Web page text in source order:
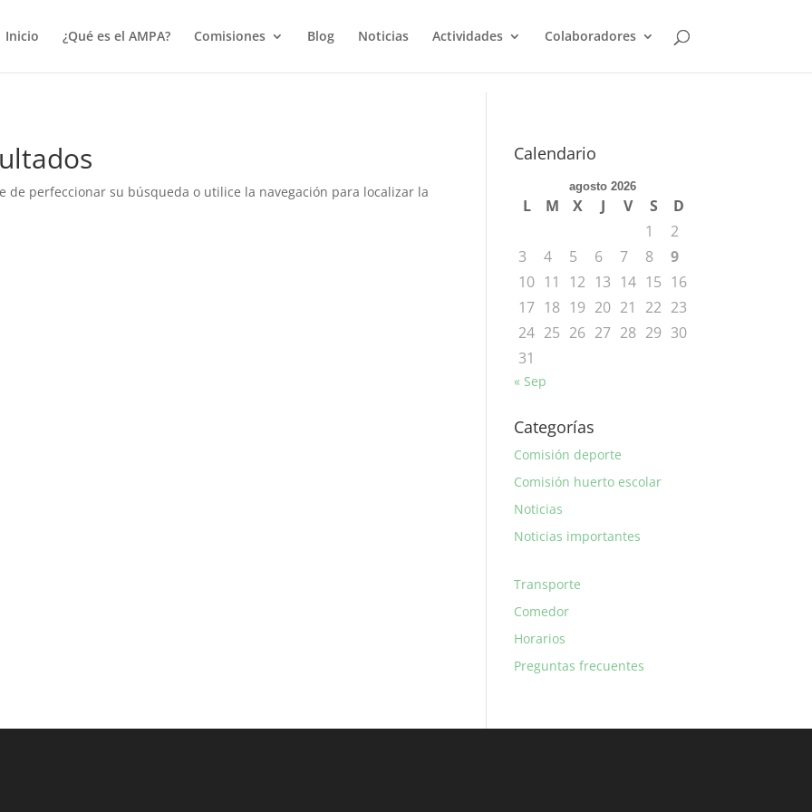
Inicio
¿Qué es el AMPA? Comisiones Blog Noticias Actividades Colaboradores
de perfeccionar su búsqueda o utilice la navegación para localizar la
Calendario
agosto 2026
L M X J V S
D
1
2
3
4 5 6 7 8
9
10 11 12 13 14 15 16
17 18 19 20 21 22 23
24 25 26 27 28 29 30
31
« Sep
Categorías
Comisión deporte
Comisión huerto escolar
Noticias
Noticias importantes
Transporte
Comedor
Horarios
Preguntas frecuentes